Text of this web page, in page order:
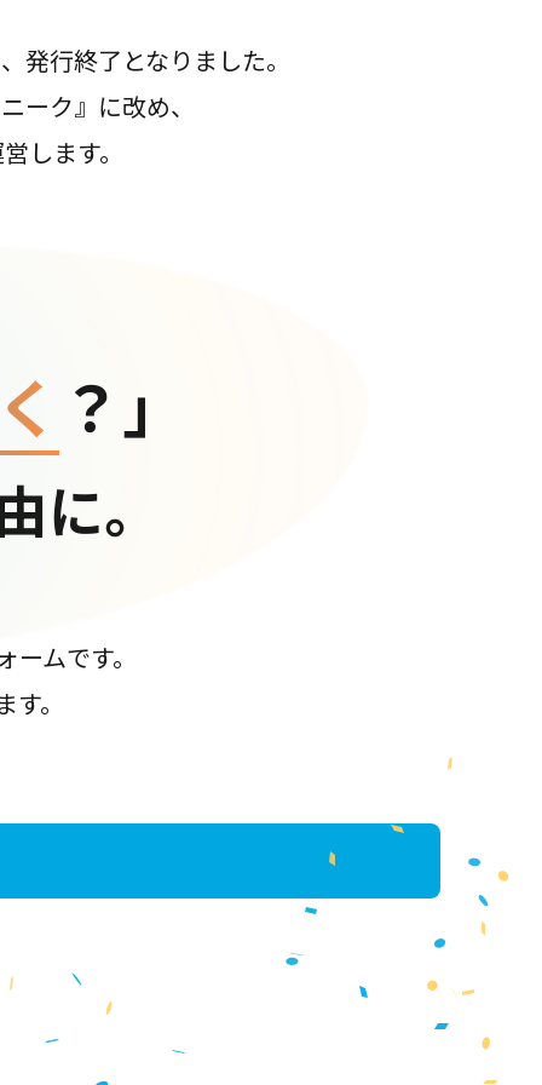
発行終了となりました。
ーク』に改め、
します。
？」
に。
ムです。
。